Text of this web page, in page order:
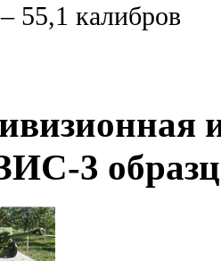
55,1 калибров
3